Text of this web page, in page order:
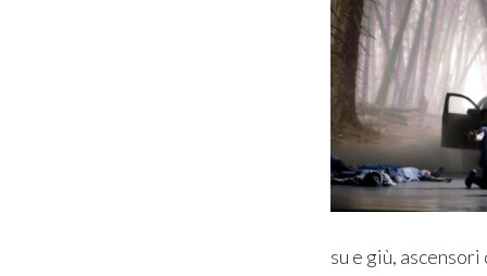
su e giù,